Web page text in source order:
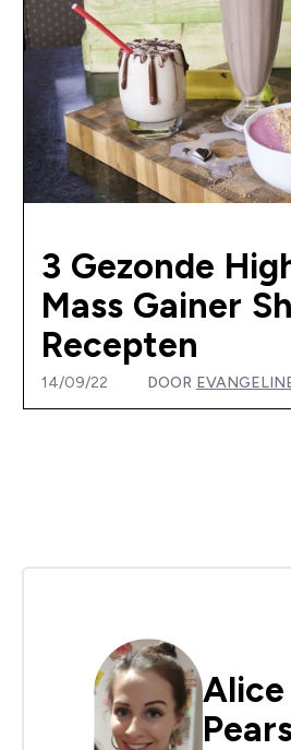
3 Gezonde
Mass Gainer
Recepten
14/09/22 DOOR
Alice